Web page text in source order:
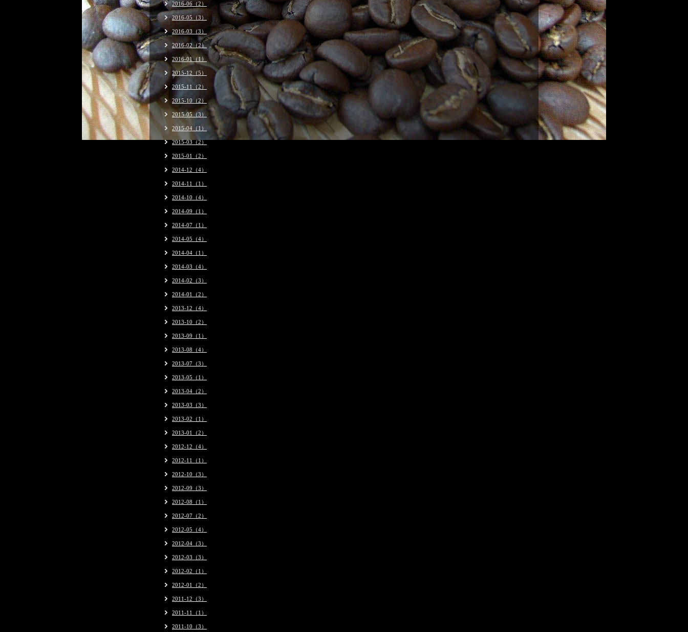
2016-06（2）
2016-05（3）
2016-03（3）
2016-02（2）
2016-01（1）
2015-12（5）
2015-11（2）
2015-10（2）
2015-05（3）
2015-04（1）
2015-03（2）
2015-01（2）
2014-12（4）
2014-11（1）
2014-10（4）
2014-09（1）
2014-07（1）
2014-05（4）
2014-04（1）
2014-03（4）
2014-02（3）
2014-01（2）
2013-12（4）
2013-10（2）
2013-09（1）
2013-08（4）
2013-07（3）
2013-05（1）
2013-04（2）
2013-03（3）
2013-02（1）
2013-01（2）
2012-12（4）
2012-11（1）
2012-10（3）
2012-09（3）
2012-08（1）
2012-07（2）
2012-05（4）
2012-04（3）
2012-03（3）
2012-02（1）
2012-01（2）
2011-12（3）
2011-11（1）
2011-10（3）